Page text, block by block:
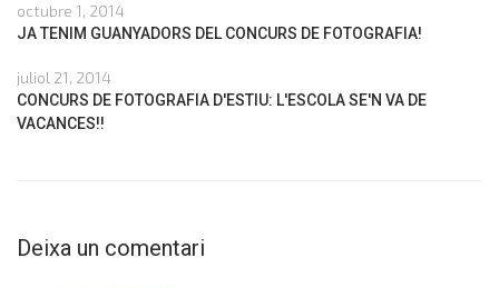
octubre 1, 2014
JA TENIM GUANYADORS DEL CONCURS DE FOTOGRAFIA!
juliol 21, 2014
CONCURS DE FOTOGRAFIA D'ESTIU: L'ESCOLA SE'N VA DE
VACANCES!!
Deixa un comentari